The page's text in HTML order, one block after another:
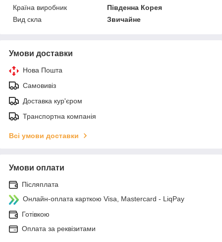
Країна виробник
Південна Корея
Вид скла
Звичайне
Умови доставки
Нова Пошта
Самовивіз
Доставка кур'єром
Транспортна компанія
Всі умови доставки
Умови оплати
Післяплата
Онлайн-оплата карткою Visa, Mastercard - LiqPay
Готівкою
Оплата за реквізитами